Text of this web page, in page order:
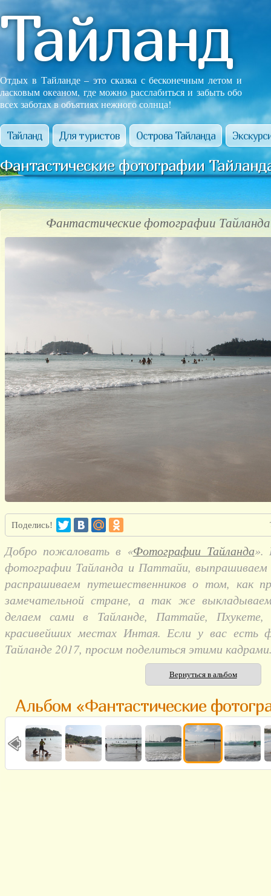
Тайланд
Отдых в Тайланде – это сказка с бесконечным летом и
ласковым океаном, где можно расслабиться и забыть обо
всех заботах в объятиях нежного солнца!
Тайланд Для туристов Острова Тайланда
Фантастические фотографии
Фантастические фотографии
Поделись!
Добро пожаловать в «Фотографии Тайланда».
фотографии Тайланда и Паттайи, выпрашиваем
распрашиваем путешественников о том, как
замечательной стране, а так же
делаем сами в Тайланде, Паттайе,
красивейших местах Интая. Если у вас есть
Тайланде 2017, просим поделиться этими
Вернуться в альбом
Альбом «Фантастические